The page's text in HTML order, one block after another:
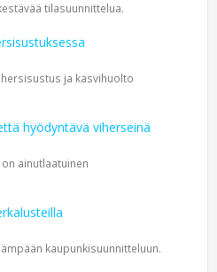
tilasuunnittelua.
ja kasvihuolto
hyödyntävä viherseinä
ainutlaatuinen
kaupunkisuunnitteluun.